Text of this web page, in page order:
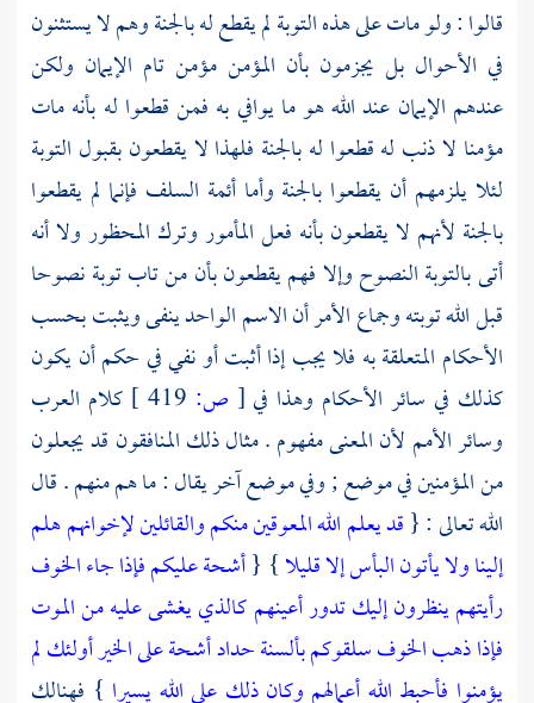
قالوا : ولو مات على هذه التوبة لم يقطع له بالجنة وهم لا يستثنون
في الأحوال بل يجزمون بأن المؤمن مؤمن تام الإيمان ولكن
عندهم الإيمان عند الله هو ما يوافي به فمن قطعوا له بأنه مات
مؤمنا لا ذنب له قطعوا له بالجنة فلهذا لا يقطعون بقبول التوبة
لئلا يلزمهم أن يقطعوا بالجنة وأما أئمة السلف فإنما لم يقطعوا
بالجنة لأنهم لا يقطعون بأنه فعل المأمور وترك المحظور ولا أنه
أتى بالتوبة النصوح وإلا فهم يقطعون بأن من تاب توبة نصوحا
قبل الله توبته وجماع الأمر أن الاسم الواحد ينفى ويثبت بحسب
الأحكام المتعلقة به فلا يجب إذا أثبت أو نفي في حكم أن يكون
كذلك في سائر الأحكام وهذا في[ ص: كلام العرب
وسائر الأمم لأن المعنى مفهوم . مثال ذلك المنافقون قد يجعلون
من المؤمنين في موضع ; وفي موضع آخر يقال : ما هم منهم . قال
الله تعالى : {قد يعلم الله المعوقين منكم والقائلين لإخوانهم هلم
إلينا ولا يأتون البأس إلا قليلا} {أشحة عليكم فإذا جاء الخوف
رأيتهم ينظرون إليك تدور أعينهم كالذي يغشى عليه من الموت
فإذا ذهب الخوف سلقوكم بألسنة حداد أشحة على الخير أولئك لم
يؤمنوا فأحبط الله أعمالهم وكان ذلك على الله يسيرا } فهنالك